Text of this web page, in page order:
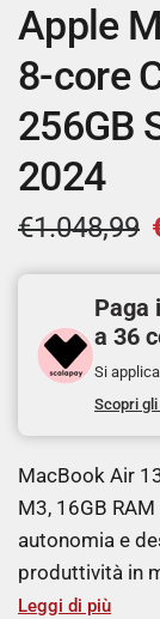
Apple
8-core
256GB
2024
€1.048,99
Paga
a 36
Si
Scopri
MacBook Air
M3, 16GB
autonomia e
produttività in
Leggi di più